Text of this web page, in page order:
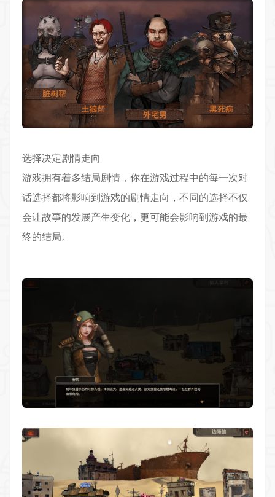
选择决定剧情走向
游戏拥有着多结局剧情，你在游戏过程中的每一次对
话选择都将影响到游戏的剧情走向，不同的选择不仅
会让故事的发展产生变化，更可能会影响到游戏的最
终的结局。